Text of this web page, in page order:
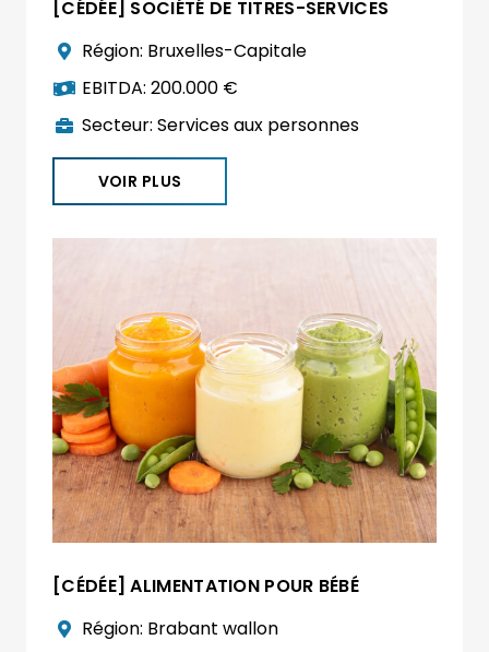
[CÉDÉE] SOCIÉTÉ DE TITRES-SERVICES
Région: Bruxelles-Capitale
EBITDA:200.000 €
Secteur:Services aux personnes
VOIR PLUS
[CÉDÉE] ALIMENTATION POUR BÉBÉ
Région: Brabant wallon